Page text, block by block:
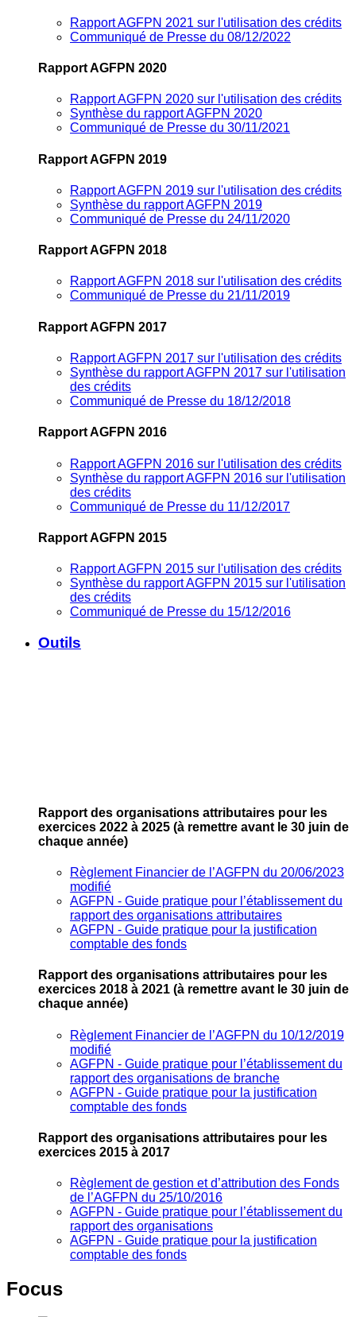
Rapport AGFPN 2021 sur l'utilisation des crédits
Communiqué de Presse du 08/12/2022
Rapport AGFPN 2020
Rapport AGFPN 2020 sur l'utilisation des crédits
Synthèse du rapport AGFPN 2020
Communiqué de Presse du 30/11/2021
Rapport AGFPN 2019
Rapport AGFPN 2019 sur l'utilisation des crédits
Synthèse du rapport AGFPN 2019
Communiqué de Presse du 24/11/2020
Rapport AGFPN 2018
Rapport AGFPN 2018 sur l'utilisation des crédits
Communiqué de Presse du 21/11/2019
Rapport AGFPN 2017
Rapport AGFPN 2017 sur l'utilisation des crédits
Synthèse du rapport AGFPN 2017 sur l'utilisation
des crédits
Communiqué de Presse du 18/12/2018
Rapport AGFPN 2016
Rapport AGFPN 2016 sur l'utilisation des crédits
Synthèse du rapport AGFPN 2016 sur l'utilisation
des crédits
Communiqué de Presse du 11/12/2017
Rapport AGFPN 2015
Rapport AGFPN 2015 sur l'utilisation des crédits
Synthèse du rapport AGFPN 2015 sur l'utilisation
des crédits
Communiqué de Presse du 15/12/2016
Outils
Rapport des organisations attributaires pour les
exercices 2022 à 2025 (à remettre avant le 30 juin de
chaque année)
Règlement Financier de l’AGFPN du 20/06/2023
modifié
AGFPN ‐ Guide pratique pour l’établissement du
rapport des organisations attributaires
AGFPN ‐ Guide pratique pour la justification
comptable des fonds
Rapport des organisations attributaires pour les
exercices 2018 à 2021 (à remettre avant le 30 juin de
chaque année)
Règlement Financier de l’AGFPN du 10/12/2019
modifié
AGFPN ‐ Guide pratique pour l’établissement du
rapport des organisations de branche
AGFPN ‐ Guide pratique pour la justification
comptable des fonds
Rapport des organisations attributaires pour les
exercices 2015 à 2017
Règlement de gestion et d’attribution des Fonds
de l’AGFPN du 25/10/2016
AGFPN ‐ Guide pratique pour l’établissement du
rapport des organisations
AGFPN ‐ Guide pratique pour la justification
comptable des fonds
Focus